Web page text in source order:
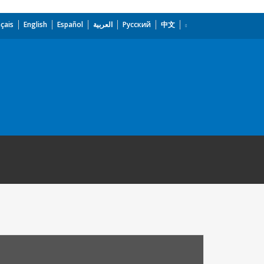
English Español العربية Русский 中文